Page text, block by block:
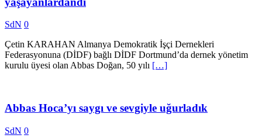
SdN 0
Çetin KARAHAN Almanya Demokratik İşçi Dernekleri
Federasyonuna (DİDF) bağlı DİDF Dortmund’da dernek yönetim
kurulu üyesi olan Abbas Doğan, 50 yılı […]
Abbas Hoca’yı saygı ve sevgiyle uğurladık
SdN 0